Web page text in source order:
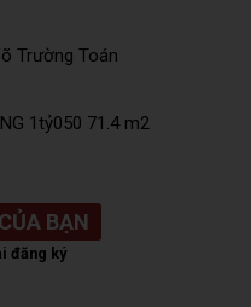
Trường Toán
1tỷ050 71.4 m2
BẠN
đăng ký